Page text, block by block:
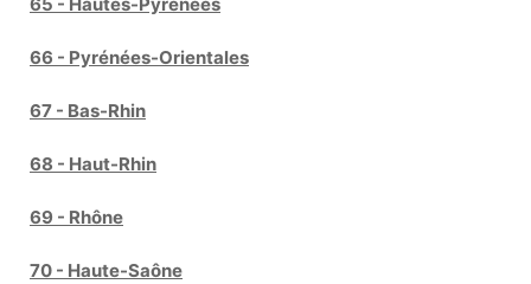
66 - Pyrénées-Orientales
67 - Bas-Rhin
68 - Haut-Rhin
69 - Rhône
70 - Haute-Saône